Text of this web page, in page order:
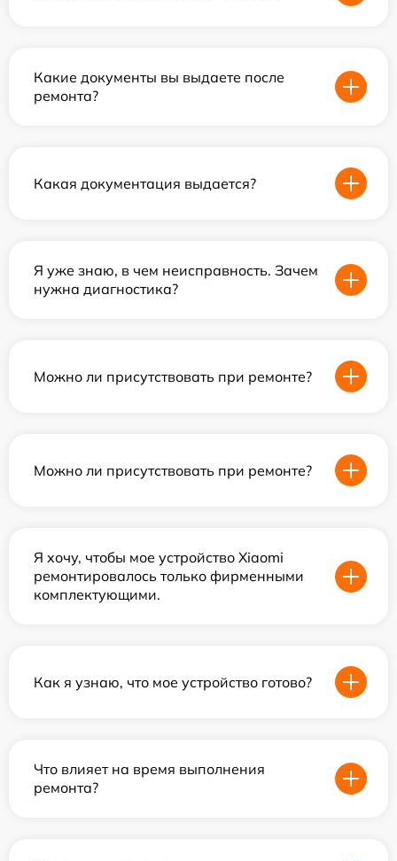
Какие документы вы выдаете после
ремонта?
Какая документация выдается?
Я уже знаю, в чем неисправность. Зачем
нужна диагностика?
Можно ли присутствовать при ремонте?
Можно ли присутствовать при ремонте?
Я хочу, чтобы мое устройство Xiaomi
ремонтировалось только фирменными
комплектующими.
Как я узнаю, что мое устройство готово?
Что влияет на время выполнения
ремонта?